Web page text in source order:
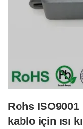
Rohs ISO9001
kablo için ısı